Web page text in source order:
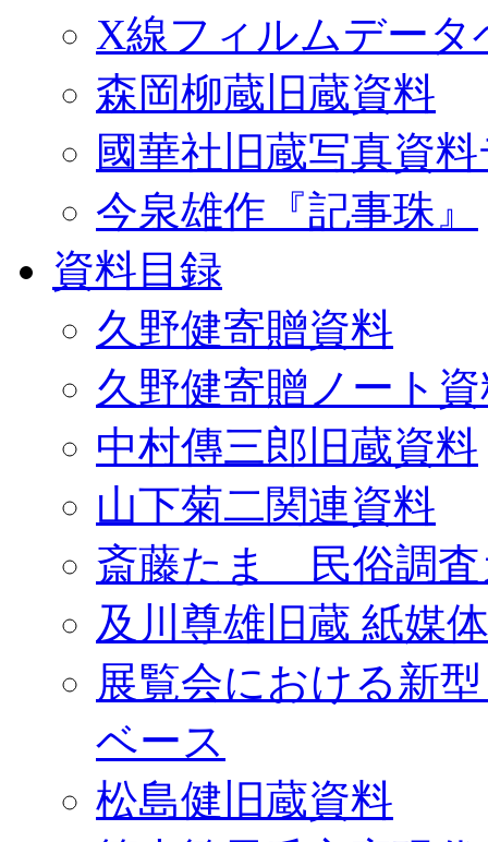
X線フィルムデータ
森岡柳蔵旧蔵資料
國華社旧蔵写真資
今泉雄作『記事珠』
資料目録
久野健寄贈資料
久野健寄贈ノート
中村傳三郎旧蔵資料
山下菊二関連資料
斎藤たま 民俗調査
及川尊雄旧蔵 紙媒
展覧会における新
ベース
松島健旧蔵資料